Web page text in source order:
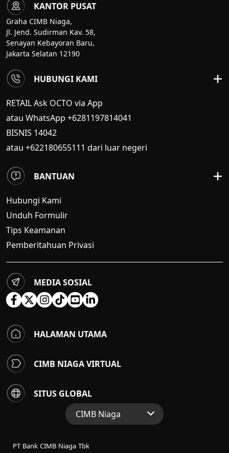
KANTOR PUSAT
Graha CIMB Niaga,
Jl. Jend. Sudirman Kav. 58,
Senayan Kebayoran Baru,
Jakarta Selatan 12190
HUBUNGI KAMI
RETAIL Ask OCTO via App
atau WhatsApp +6281197814041
BISNIS 14042
atau +622180655111 dari luar negeri
BANTUAN
Hubungi Kami
Unduh Formulir
Tips Keamanan
Pemberitahuan Privasi
MEDIA SOSIAL
HALAMAN UTAMA
CIMB NIAGA VIRTUAL
SITUS GLOBAL
CIMB Niaga
Perbankan Konsumen
PT Bank CIMB Niaga Tbk